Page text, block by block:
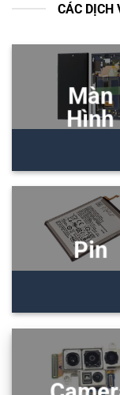
CÁC DỊCH
Màn
Hình
Pin